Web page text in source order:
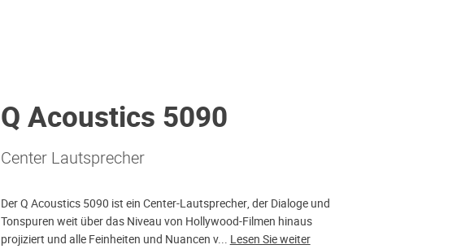
Q Acoustics 5090
Center Lautsprecher
Der Q Acoustics 5090 ist ein Center-Lautsprecher, der Dialoge und
Tonspuren weit über das Niveau von Hollywood-Filmen hinaus
projiziert und alle Feinheiten und Nuancen v... Lesen Sie weiter